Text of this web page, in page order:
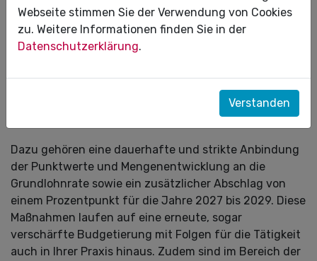
an Ihren Abgeordneten zum GKV-
Beitragssatzstabilisierungsgesetz
Ende April 2026 hat die Bundesregierung den Entwurf
beschlossen. Dieser sieht Regelungen vor, die
schwerwiegende negative Auswirkungen auf die
vertragszahnärztliche Versorgung haben würden.
Dazu gehören eine dauerhafte und strikte Anbindung
der Punktwerte und Mengenentwicklung an die
Grundlohnrate sowie ein zusätzlicher Abschlag von
einem Prozentpunkt für die Jahre 2027 bis 2029. Diese
Maßnahmen laufen auf eine erneute, sogar
verschärfte Budgetierung mit Folgen für die Tätigkeit
auch in Ihrer Praxis hinaus. Zudem sind im Bereich der
Webseite stimmen Sie der Verwendung von Cookies
zu. Weitere Informationen finden Sie in der
Datenschutzerklärung.
Verstanden